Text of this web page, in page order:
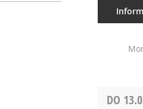
DO